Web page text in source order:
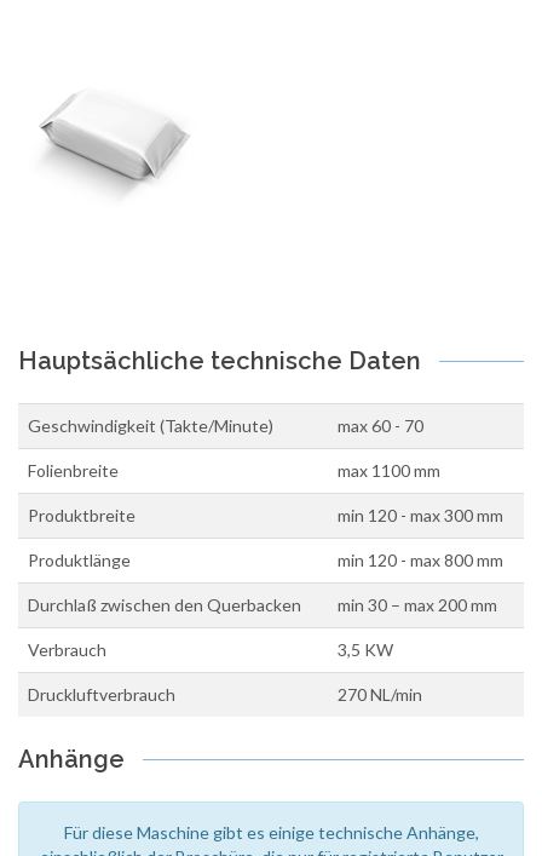
Hauptsächliche technische Daten
Geschwindigkeit (Takte/Minute) max 60 - 70
Folienbreite max 1100 mm
Produktbreite min 120 - max 300 mm
Produktlänge min 120 - max 800 mm
Durchlaß zwischen den Querbacken min 30 – max 200 mm
Verbrauch 3,5 KW
Druckluftverbrauch 270 NL/min
Anhänge
Für diese Maschine gibt es einige technische Anhänge,